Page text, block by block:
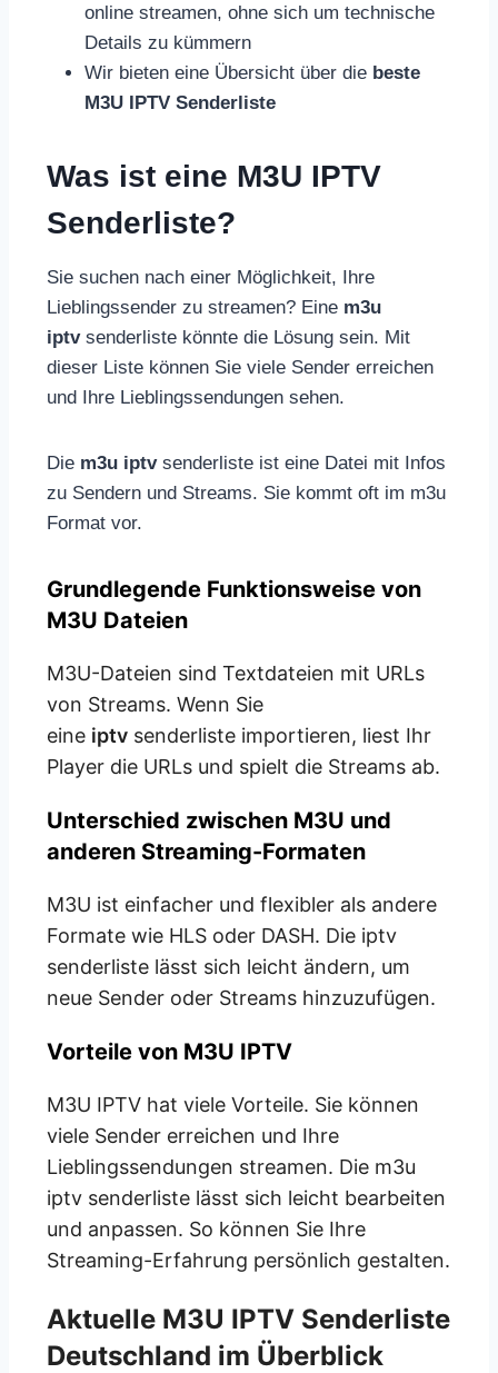
online streamen, ohne sich um technische
Details zu kümmern
Wir bieten eine Übersicht über die beste
M3U IPTV Senderliste
Was ist eine M3U IPTV
Senderliste?
Sie suchen nach einer Möglichkeit, Ihre
Lieblingssender zu streamen? Eine m3u
iptvsenderliste könnte die Lösung sein. Mit
dieser Liste können Sie viele Sender erreichen
und Ihre Lieblingssendungen sehen.
Die m3u iptvsenderliste ist eine Datei mit Infos
zu Sendern und Streams. Sie kommt oft im m3u
Format vor.
Grundlegende Funktionsweise von
M3U Dateien
M3U-Dateien sind Textdateien mit URLs
von Streams. Wenn Sie
eine iptv senderliste importieren, liest Ihr
Player die URLs und spielt die Streams ab.
Unterschied zwischen M3U und
anderen Streaming-Formaten
M3U ist einfacher und flexibler als andere
Formate wie HLS oder DASH. Die iptv
senderliste lässt sich leicht ändern, um
neue Sender oder Streams hinzuzufügen.
Vorteile von M3U IPTV
M3U IPTV hat viele Vorteile. Sie können
viele Sender erreichen und Ihre
Lieblingssendungen streamen. Die m3u
iptv senderliste lässt sich leicht bearbeiten
und anpassen. So können Sie Ihre
Streaming-Erfahrung persönlich gestalten.
Aktuelle M3U IPTV Senderliste
Deutschland im Überblick